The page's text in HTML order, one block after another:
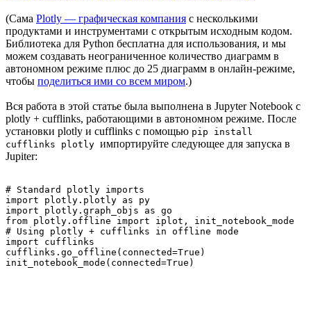
(Сама Plotly — графическая компания с несколькими
продуктами и инструментами с открытым исходным кодом.
Библиотека для Python бесплатна для использования, и мы
можем создавать неограниченное количество диаграмм в
автономном режиме плюс до 25 диаграмм в онлайн-режиме,
чтобы поделиться ими со всем миром.)
Вся работа в этой статье была выполнена в Jupyter Notebook с
plotly + cufflinks, работающими в автономном режиме. После
установки plotly и cufflinks с помощью pip install
cufflinks plotly импортируйте следующее для запуска в
Jupiter:
# Standard plotly imports
import plotly.plotly as py
import plotly.graph_objs as go
from plotly.offline import iplot, init_notebook_mode
# Using plotly + cufflinks in offline mode
import cufflinks
cufflinks.go_offline(connected=True)
init_notebook_mode(connected=True)